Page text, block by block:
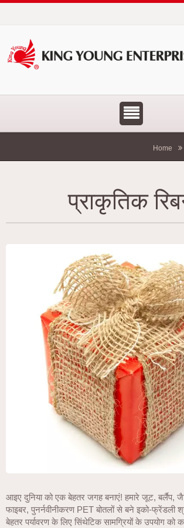
Home
प्राकृतिक
आइए दुनिया को एक बेहतर जगह बनाएं! हमारे जूट, बर्लैप,
फाइबर, पुनर्नवीनीकरण PET बोतलों से बने इको-फ्रेंडली
बेहतर पर्यावरण के लिए सिंथेटिक सामग्रियों के उपयोग